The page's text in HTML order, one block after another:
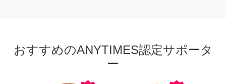
おすすめのANYTIMES認定サポータ
ー